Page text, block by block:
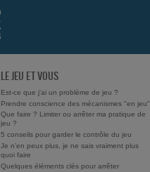
LE JEU ET VOUS
Est-ce que j'ai un problème de jeu ?
Prendre conscience des mécanismes "en jeu"
Que faire ? Limiter ou arrêter ma pratique de
jeu ?
5 conseils pour garder le contrôle du jeu
Je n’en peux plus, je ne sais vraiment plus
quoi faire
Quelques éléments clés pour arrêter